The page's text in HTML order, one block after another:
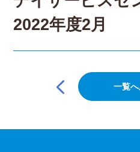
2022年度2月
シ
一覧